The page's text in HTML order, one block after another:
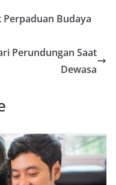
Perpaduan Budaya
Perundungan Saat
Dewasa